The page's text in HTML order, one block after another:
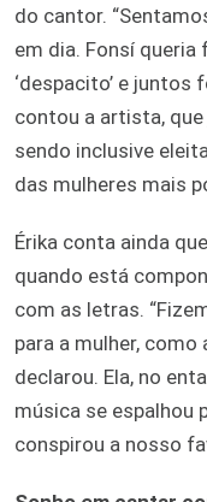
do cantor.
em dia. Fonsí queria
‘despacito’ e juntos
contou a artista,
sendo inclusive
das mulheres mais
Érika conta ainda
quando está
com as letras.
para a mulher,
declarou. Ela, no
música se espalhou
conspirou a nosso